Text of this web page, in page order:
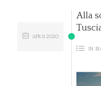
Alla
IN:
APR11 2020